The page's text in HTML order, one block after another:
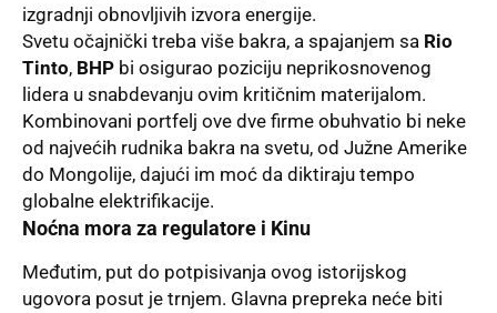
izgradnji obnovljivih izvora energije.
Svetu očajnički treba više bakra, a spajanjem sa Rio
Tinto, BHP bi osigurao poziciju neprikosnovenog
lidera u snabdevanju ovim kritičnim materijalom.
Kombinovani portfelj ove dve firme obuhvatio bi neke
od najvećih rudnika bakra na svetu, od Južne Amerike
do Mongolije, dajući im moć da diktiraju tempo
globalne elektrifikacije.
Noćna mora za regulatore i Kinu
Međutim, put do potpisivanja ovog istorijskog
ugovora posut je trnjem. Glavna prepreka neće biti